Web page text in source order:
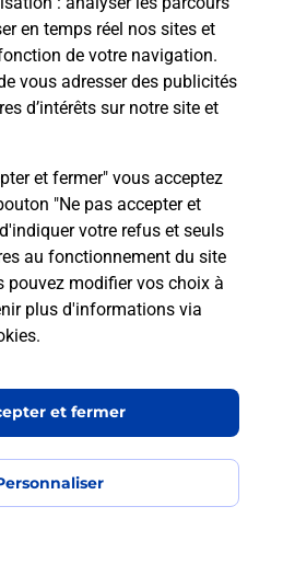
en temps réel nos sites et
de votre navigation.
vous adresser des publicités
d’intérêts sur notre site et
et fermer" vous acceptez
"Ne pas accepter et
votre refus et seuls
au fonctionnement du site
pouvez modifier vos choix à
plus d'informations via
.
et fermer
AU RELAIS
conforme